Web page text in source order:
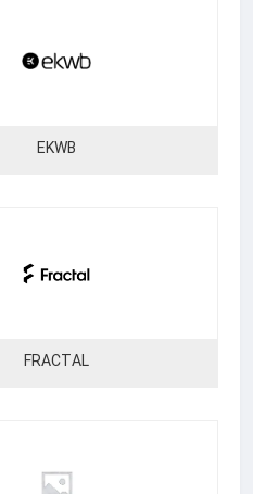
EKWB
FRACTAL